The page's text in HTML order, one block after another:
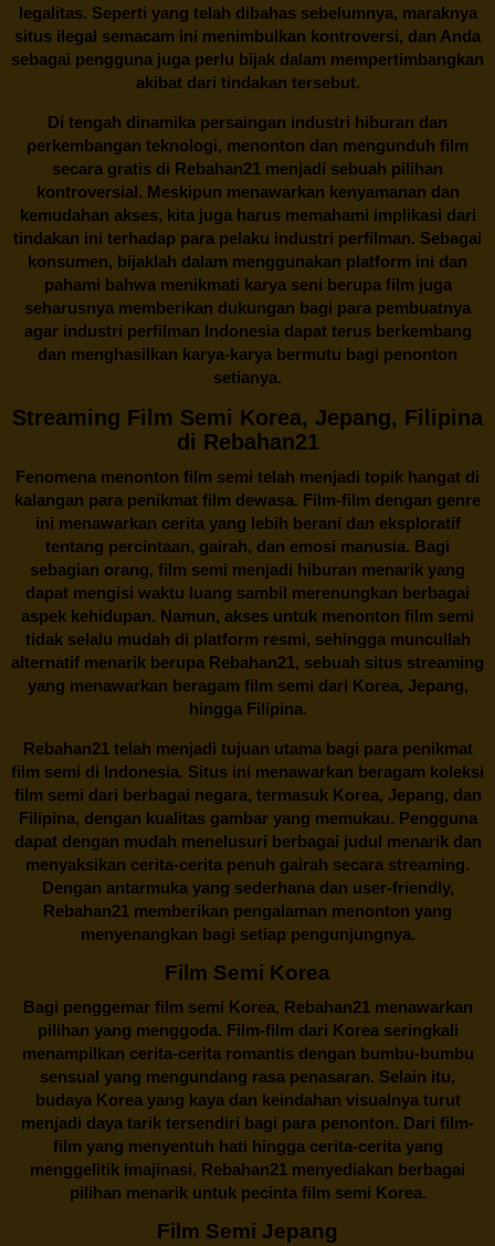
legalitas. Seperti yang telah dibahas sebelumnya, maraknya
situs ilegal semacam ini menimbulkan kontroversi, dan Anda
sebagai pengguna juga perlu bijak dalam mempertimbangkan
akibat dari tindakan tersebut.
Di tengah dinamika persaingan industri hiburan dan
perkembangan teknologi, menonton dan mengunduh film
secara gratis di Rebahan21 menjadi sebuah pilihan
kontroversial. Meskipun menawarkan kenyamanan dan
kemudahan akses, kita juga harus memahami implikasi dari
tindakan ini terhadap para pelaku industri perfilman. Sebagai
konsumen, bijaklah dalam menggunakan platform ini dan
pahami bahwa menikmati karya seni berupa film juga
seharusnya memberikan dukungan bagi para pembuatnya
agar industri perfilman Indonesia dapat terus berkembang
dan menghasilkan karya-karya bermutu bagi penonton
setianya.
Streaming Film Semi Korea, Jepang, Filipina
di Rebahan21
Fenomena menonton film semi telah menjadi topik hangat di
kalangan para penikmat film dewasa. Film-film dengan genre
ini menawarkan cerita yang lebih berani dan eksploratif
tentang percintaan, gairah, dan emosi manusia. Bagi
sebagian orang, film semi menjadi hiburan menarik yang
dapat mengisi waktu luang sambil merenungkan berbagai
aspek kehidupan. Namun, akses untuk menonton film semi
tidak selalu mudah di platform resmi, sehingga muncullah
alternatif menarik berupa Rebahan21, sebuah situs streaming
yang menawarkan beragam film semi dari Korea, Jepang,
hingga Filipina.
Rebahan21telah menjadi tujuan utama bagi para penikmat
film semi di Indonesia. Situs ini menawarkan beragam koleksi
film semi dari berbagai negara, termasuk Korea, Jepang, dan
Filipina, dengan kualitas gambar yang memukau. Pengguna
dapat dengan mudah menelusuri berbagai judul menarik dan
menyaksikan cerita-cerita penuh gairah secara streaming.
Dengan antarmuka yang sederhana dan user-friendly,
Rebahan21 memberikan pengalaman menonton yang
menyenangkan bagi setiap pengunjungnya.
Film Semi Korea
Bagi penggemar film semi Korea, Rebahan21menawarkan
pilihan yang menggoda. Film-film dari Korea seringkali
menampilkan cerita-cerita romantis dengan bumbu-bumbu
sensual yang mengundang rasa penasaran. Selain itu,
budaya Korea yang kaya dan keindahan visualnya turut
menjadi daya tarik tersendiri bagi para penonton. Dari film-
film yang menyentuh hati hingga cerita-cerita yang
menggelitik imajinasi, Rebahan21 menyediakan berbagai
pilihan menarik untuk pecinta film semi Korea.
Film Semi Jepang